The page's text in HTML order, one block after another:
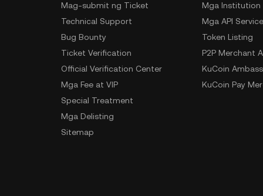
Mag-submit ng Ticket
Technical Support
Bug Bounty
Ticket Verification
Official Verification Center
Mga Fee at VIP
Special Treatment
Mga Delisting
Sitemap
Mga Institution
Mga API Service
Token Listing
P2P Merchant
KuCoin
KuCoin Pay